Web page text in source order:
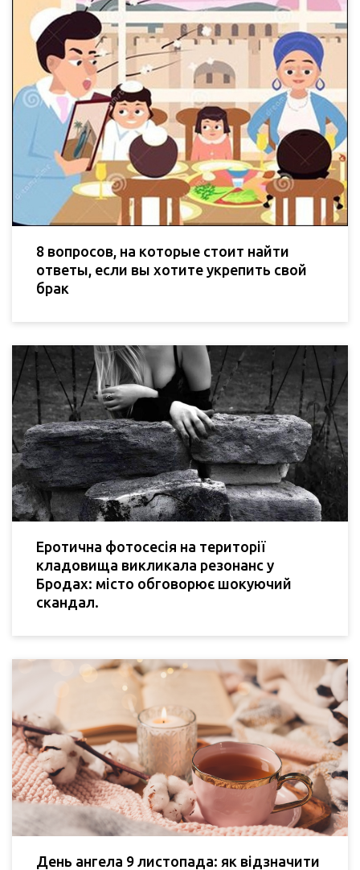
8 вопросов, на которые стоит найти
ответы, если вы хотите укрепить свой
брак
Еротична фотосесія на території
кладовища викликала резонанс у
Бродах: місто обговорює шокуючий
скандал.
День ангела 9 листопада: як відзначити